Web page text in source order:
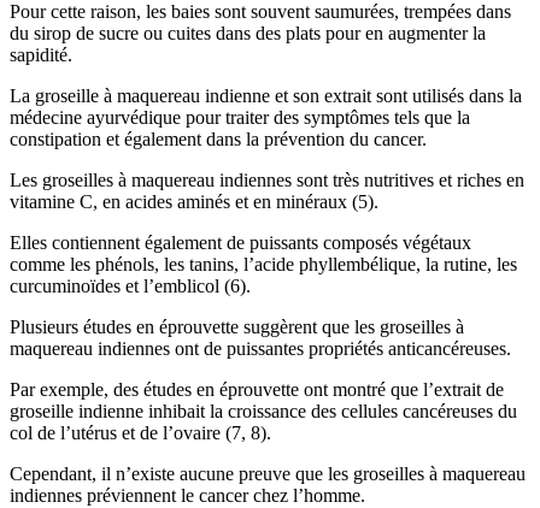
Pour cette raison, les baies sont souvent saumurées, trempées dans
du sirop de sucre ou cuites dans des plats pour en augmenter la
sapidité.
La groseille à maquereau indienne et son extrait sont utilisés dans la
médecine ayurvédique pour traiter des symptômes tels que la
constipation et également dans la prévention du cancer.
Les groseilles à maquereau indiennes sont très nutritives et riches en
vitamine C, en acides aminés et en minéraux (5).
Elles contiennent également de puissants composés végétaux
comme les phénols, les tanins, l’acide phyllembélique, la rutine, les
curcuminoïdes et l’emblicol (6).
Plusieurs études en éprouvette suggèrent que les groseilles à
maquereau indiennes ont de puissantes propriétés anticancéreuses.
Par exemple, des études en éprouvette ont montré que l’extrait de
groseille indienne inhibait la croissance des cellules cancéreuses du
col de l’utérus et de l’ovaire (7, 8).
Cependant, il n’existe aucune preuve que les groseilles à maquereau
indiennes préviennent le cancer chez l’homme.